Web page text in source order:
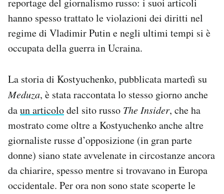
hanno spesso trattato le violazioni dei diritti nel
regime di Vladimir Putin e negli ultimi tempi si è
occupata della guerra in Ucraina.
La storia di Kostyuchenko, pubblicata martedì su
Meduza, è stata raccontata lo stesso giorno anche
daun articolodel sito russo The Insider, che ha
mostrato come oltre a Kostyuchenko anche altre
giornaliste russe d’opposizione (in gran parte
donne) siano state avvelenate in circostanze ancora
da chiarire, spesso mentre si trovavano in Europa
occidentale. Per ora non sono state scoperte le